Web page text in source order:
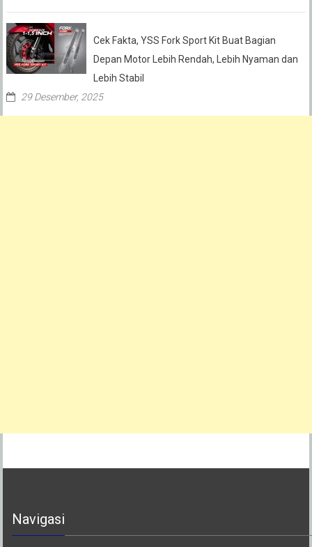
Cek Fakta, YSS Fork Sport Kit Buat Bagian
Depan Motor Lebih Rendah, Lebih Nyaman dan
Lebih Stabil
29 Desember, 2025
Navigasi